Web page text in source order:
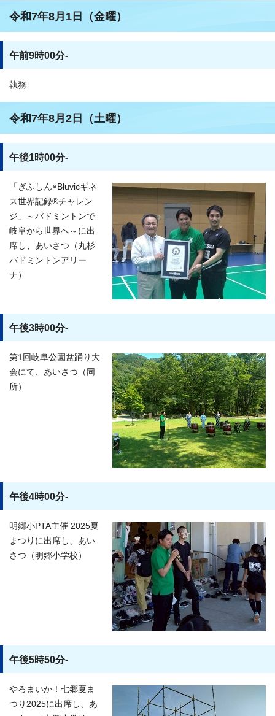
令和7年8月1日（金曜）
午前9時00分-
執務
令和7年8月2日（土曜）
午後1時00分-
「ぎふしん×Bluvicギネ
ス世界記録®チャレン
ジ」～バドミントンで
岐阜から世界へ～に出
席し、あいさつ（丸杉
バドミントンアリー
ナ）
午後3時00分-
第1回岐阜公園盆踊り大
会にて、あいさつ（同
所）
午後4時00分-
明郷小PTA主催 2025夏
まつりに出席し、あい
さつ（明郷小学校）
午後5時50分-
やろまいか！七郷夏ま
つり2025に出席し、あ